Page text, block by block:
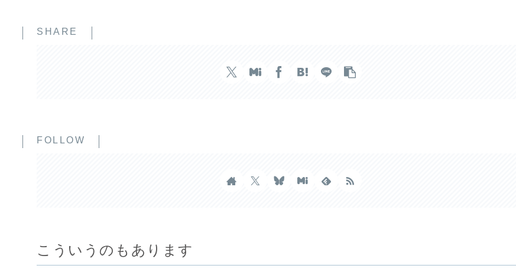
SHARE
FOLLOW
こういうのもあります